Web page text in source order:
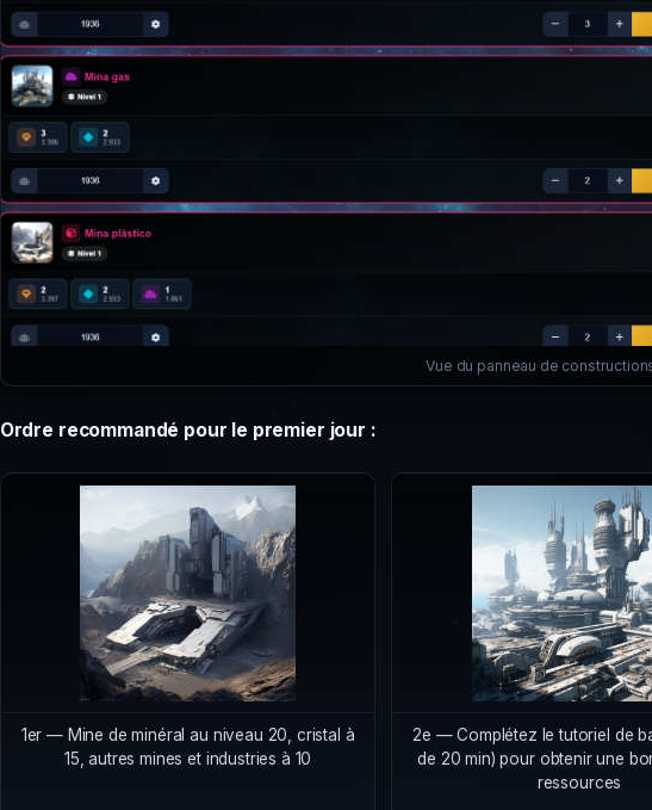
Vue du panneau de
Ordre recommandé pour le premier jour :
1er — Mine de minéral au niveau 20, cristal à
15, autres mines et industries à 10
2e — Complétez le tutoriel de
de 20 min) pour obtenir une
ressources